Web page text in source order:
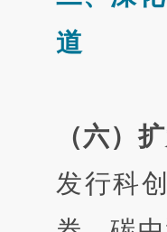
道
（六）
发行科